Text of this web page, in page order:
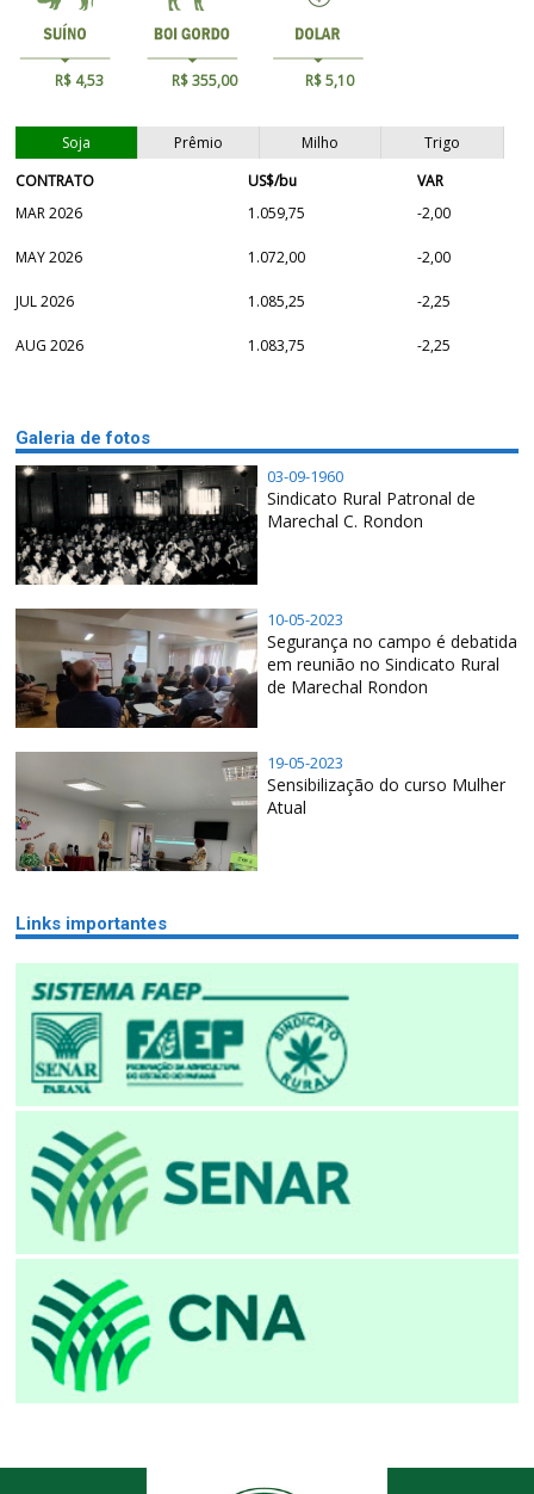
R$ 4,53 R$ 355,00 R$ 5,10
Soja Prêmio Milho
Trigo
CONTRATO
US$/bu
VAR
MAR 2026
1.059,75 -2,00
MAY 2026 1.072,00 -2,00
JUL 2026 1.085,25 -2,25
AUG 2026 1.083,75 -2,25
Galeria de fotos
03-09-1960
Sindicato Rural Patronal de
Marechal C. Rondon
10-05-2023
Segurança no campo é debatida
em reunião no Sindicato Rural
de Marechal Rondon
19-05-2023
Sensibilização do curso Mulher
Atual
Links importantes